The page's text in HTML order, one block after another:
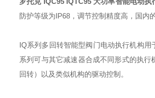
防护等级为IP68，调节控制精度高，国内
IQ系列多回转智能型阀门电动执行机构
系列可与其它减速器合成不同形式的执
回转）以及类似机构的驱动控制。